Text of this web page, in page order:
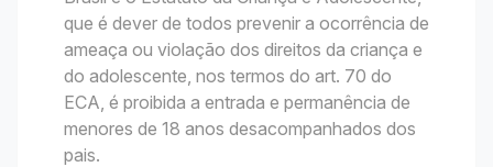
que é dever de todos prevenir a ocorrência de
ameaça ou violação dos direitos da criança e
do adolescente, nos termos do art. 70 do
ECA, é proibida a entrada e permanência de
menores de 18 anos desacompanhados dos
pais.